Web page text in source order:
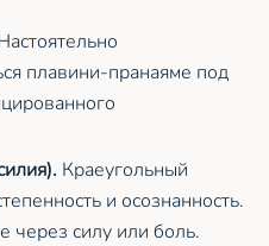
плавини-пранаяме под
Краеугольный
и осознанность.
через силу или боль.